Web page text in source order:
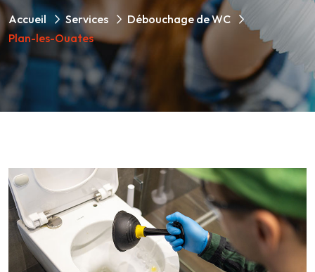
Accueil Services
Débouchage de WC
Plan-les-Ouates